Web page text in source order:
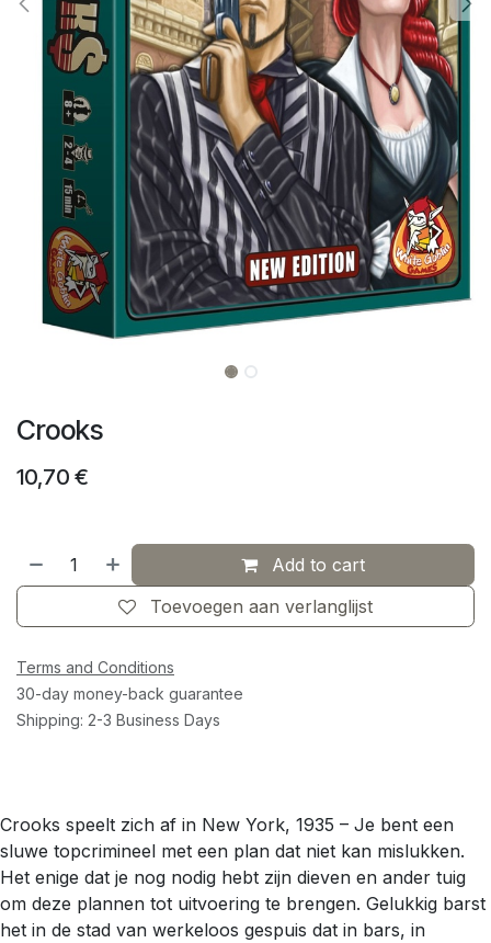
Crooks
10,70 €
Add to cart
Toevoegen aan verlanglijst
Terms and Conditions
30-day money-back guarantee
Shipping: 2-3 Business Days
Crooks speelt zich af in New York, 1935 – Je bent een
sluwe topcrimineel met een plan dat niet kan mislukken.
Het enige dat je nog nodig hebt zijn dieven en ander tuig
om deze plannen tot uitvoering te brengen. Gelukkig barst
het in de stad van werkeloos gespuis dat in bars, in